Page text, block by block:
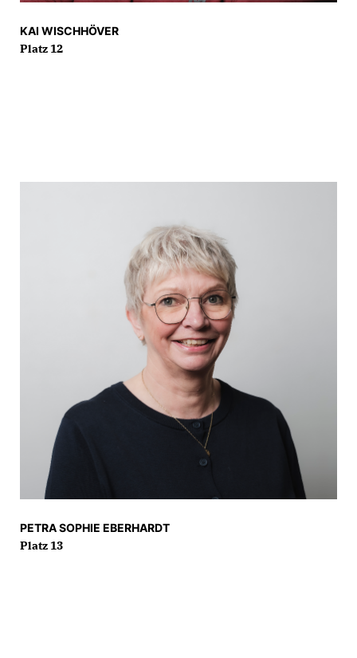
KAI WISCHHÖVER
Platz 12
PETRA SOPHIE EBERHARDT
Platz 13